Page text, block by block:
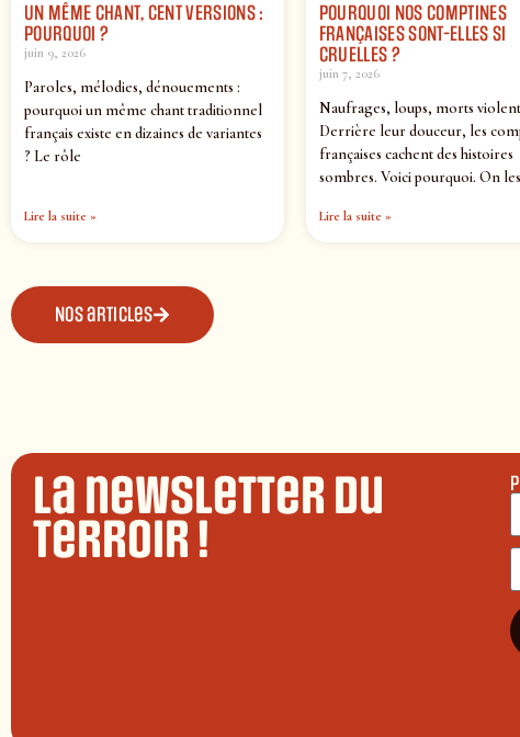
UN MÊME CHANT, CENT VERSIONS :
POURQUOI ?
juin 9, 2026
Paroles, mélodies, dénouements :
pourquoi un même chant traditionnel
français existe en dizaines de variantes
? Le rôle
Lire la suite »
POURQUOI NOS COMPTINES
FRANÇAISES SONT-ELLES SI
CRUELLES ?
juin 7, 2026
Naufrages, loups, morts
Derrière leur douceur, les
françaises cachent des histoires
sombres. Voici pourquoi. On les
Lire la suite »
Nos articles
La newsletter du
terroir !